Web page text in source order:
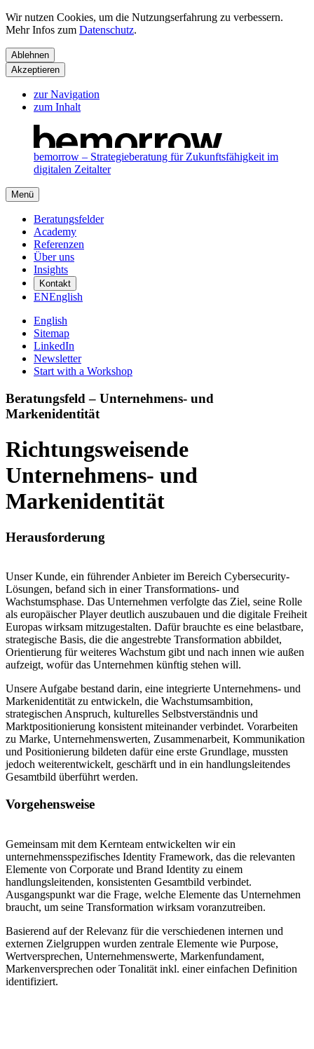
Wir nutzen Cookies, um die Nutzungserfahrung zu verbessern.
Mehr Infos zum Datenschutz.
Ablehnen
Akzeptieren
zur Navigation
zum Inhalt
bemorrow – Strategieberatung für Zukunftsfähigkeit im
digitalen Zeitalter
Menü
Beratungsfelder
Academy
Referenzen
Über uns
Insights
Kontakt
ENEnglish
English
Sitemap
LinkedIn
Newsletter
Start with a Workshop
Beratungsfeld – Unternehmens- und
Markenidentität
Richtungsweisende
Unternehmens- und
Markenidentität
Herausforderung
Unser Kunde, ein führender Anbieter im Bereich Cybersecurity-
Lösungen, befand sich in einer Transformations- und
Wachstumsphase. Das Unternehmen verfolgte das Ziel, seine Rolle
als europäischer Player deutlich auszubauen und die digitale Freiheit
Europas wirksam mitzugestalten. Dafür brauchte es eine belastbare,
strategische Basis, die die angestrebte Transformation abbildet,
Orientierung für weiteres Wachstum gibt und nach innen wie außen
aufzeigt, wofür das Unternehmen künftig stehen will.
Unsere Aufgabe bestand darin, eine integrierte Unternehmens- und
Markenidentität zu entwickeln, die Wachstumsambition,
strategischen Anspruch, kulturelles Selbstverständnis und
Marktpositionierung konsistent miteinander verbindet. Vorarbeiten
zu Marke, Unternehmenswerten, Zusammenarbeit, Kommunikation
und Positionierung bildeten dafür eine erste Grundlage, mussten
jedoch weiterentwickelt, geschärft und in ein handlungsleitendes
Gesamtbild überführt werden.
Vorgehensweise
Gemeinsam mit dem Kernteam entwickelten wir ein
unternehmensspezifisches Identity Framework, das die relevanten
Elemente von Corporate und Brand Identity zu einem
handlungsleitenden, konsistenten Gesamtbild verbindet.
Ausgangspunkt war die Frage, welche Elemente das Unternehmen
braucht, um seine Transformation wirksam voranzutreiben.
Basierend auf der Relevanz für die verschiedenen internen und
externen Zielgruppen wurden zentrale Elemente wie Purpose,
Wertversprechen, Unternehmenswerte, Markenfundament,
Markenversprechen oder Tonalität inkl. einer einfachen Definition
identifiziert.